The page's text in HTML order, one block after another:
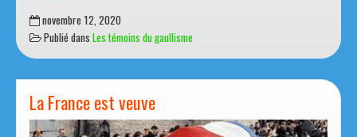
Lire la suite
Alainnovembre 12, 2020
Publié dansLes témoins du gaullisme